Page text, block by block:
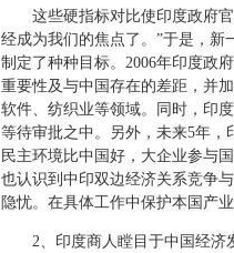
这些硬指标对比使印度政府官
经成为我们的焦点了。”于是，新
制定了种种目标。2006年印度政
重要性及与中国存在的差距，并
软件、纺织业等领域。同时，印
等待审批之中。另外，未来5年，
民主环境比中国好，大企业参与
也认识到中印双边经济关系竞争
隐忧。在具体工作中保护本国产
2、印度商人瞠目于中国经济发